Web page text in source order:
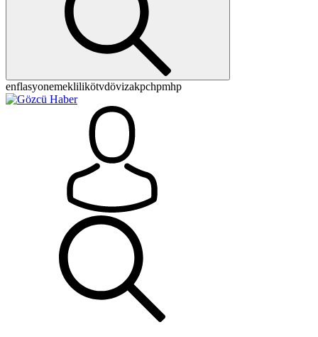
enflasyonemeklilikötvdövizakpchpmhp